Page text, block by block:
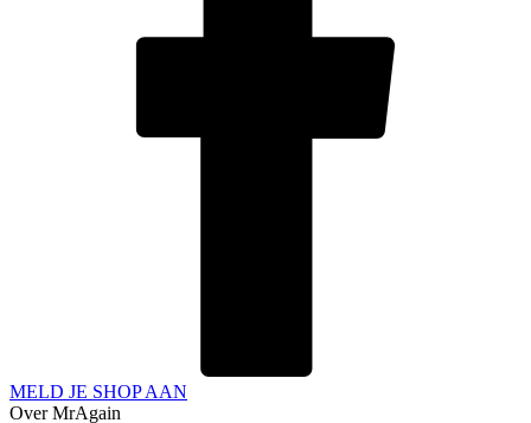
MELD JE SHOP AAN
Over MrAgain